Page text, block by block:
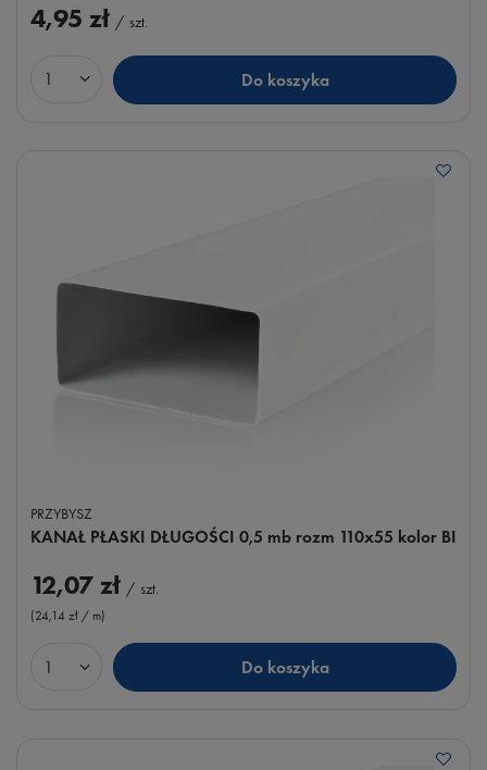
4,95 zł / szt.
Ilość produktów Do koszyka
PRZYBYSZ
KANAŁ PŁASKI DŁUGOŚCI 0,5 mb rozm 110x55 kolor BI
12,07 zł / szt.
(24,14 zł / m)
Ilość produktów Do koszyka